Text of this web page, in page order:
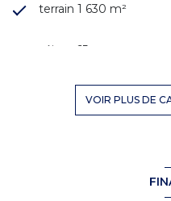
terrain 1 630 m²
séjour 65 m²
VOIR PLUS DE